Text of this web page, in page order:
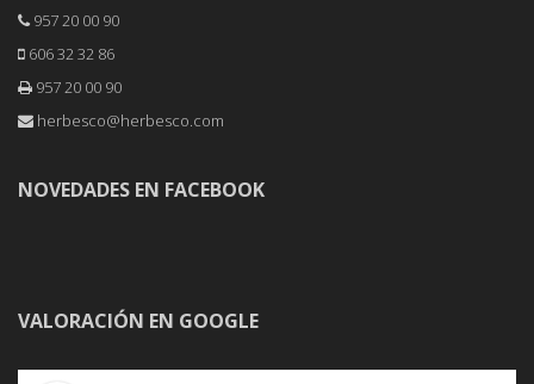
957 20 00 90
606 32 32 86
957 20 00 90
herbesco@herbesco.com
NOVEDADES EN FACEBOOK
VALORACIÓN EN GOOGLE